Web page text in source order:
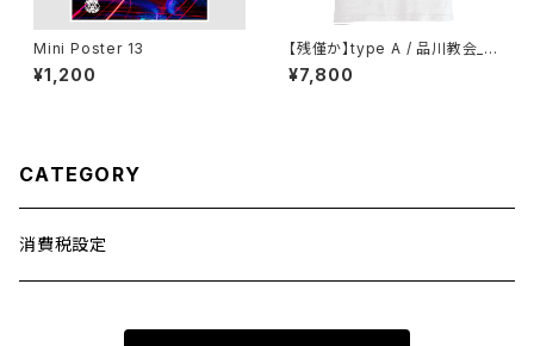
Mini Poster 13
¥1,200
【残僅か】type A / 品川教会_W
hite
¥7,800
CATEGORY
消費税設定